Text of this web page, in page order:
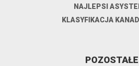
NAJLEPSI
KLASYFIKACJA
POZOSTAŁE